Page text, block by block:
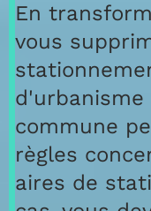
En
vous
d'urbanisme
commune
règles
aires de